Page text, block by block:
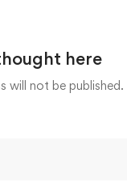
here
will not be published.